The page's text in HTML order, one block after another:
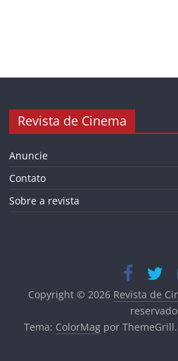
Revista de Cinema
Anuncie
Contato
Sobre a revista
Copyright © 2026 Revista de
Tema: ColorMagpor